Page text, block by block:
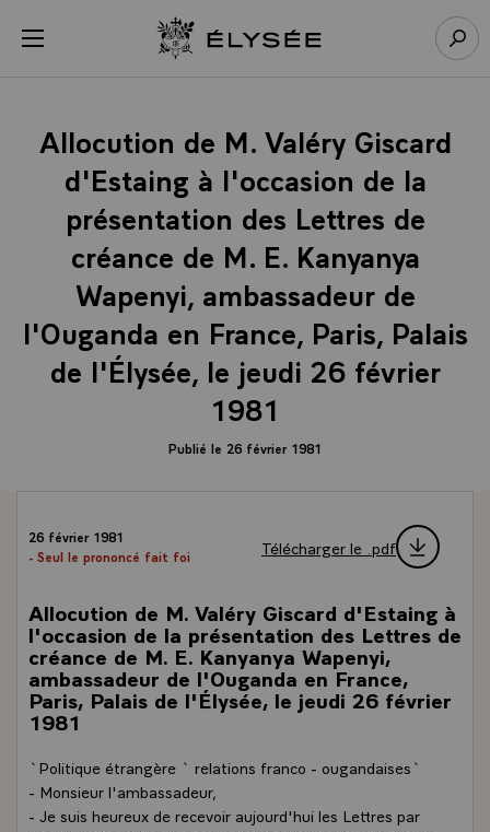
menu Retour à l’accueil Élysée
Allocution de M. Valéry Giscard
d'Estaing à l'occasion de la
présentation des Lettres de
créance de M. E. Kanyanya
Wapenyi, ambassadeur de
l'Ouganda en France, Paris, Palais
de l'Élysée, le jeudi 26 février
1981
Publié le 26 février 1981
26 février 1981
- Seul le prononcé fait foi
Télécharger le .pdf
Allocution de M. Valéry Giscard d'Estaing à
l'occasion de la présentation des Lettres de
créance de M. E. Kanyanya Wapenyi,
ambassadeur de l'Ouganda en France,
Paris, Palais de l'Élysée, le jeudi 26 février
1981
`Politique étrangère ` relations franco - ougandaises`
- Monsieur l'ambassadeur,
- Je suis heureux de recevoir aujourd'hui les Lettres par
Panneau de gestion des cookies